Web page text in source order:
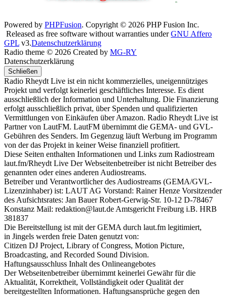
Powered by PHPFusion. Copyright © 2026 PHP Fusion Inc.
Released as free software without warranties underGNU Affero
GPL v3.Datenschutzerklärung
Radio theme © 2026 Created by MG-RY
Datenschutzerklärung
Schließen
Radio Rheydt Live ist ein nicht kommerzielles, uneigennütziges
Projekt und verfolgt keinerlei geschäftliches Interesse. Es dient
ausschließlich der Information und Unterhaltung. Die Finanzierung
erfolgt ausschließlich privat, über Spenden und qualifizierten
Vermittlungen von Einkäufen über Amazon. Radio Rheydt Live ist
Partner von LautFM. LautFM übernimmt die GEMA- und GVL-
Gebühren des Senders. Im Gegenzug läuft Werbung im Programm
von der das Projekt in keiner Weise finanziell profitiert.
Diese Seiten enthalten Informationen und Links zum Radiostream
laut.fm/Rheydt Live Der Webseitenbetreiber ist nicht Betreiber des
genannten oder eines anderen Audiostreams.
Betreiber und Verantwortlicher des Audiostreams (GEMA/GVL-
Lizenzinhaber) ist: LAUT AG Vorstand: Rainer Henze Vorsitzender
des Aufsichtsrates: Jan Bauer Robert-Gerwig-Str. 10-12 D-78467
Konstanz Mail: redaktion@laut.de Amtsgericht Freiburg i.B. HRB
381837
Die Bereitstellung ist mit der GEMA durch laut.fm legitimiert,
in Jingels werden freie Daten genutzt von:
Citizen DJ Project, Library of Congress, Motion Picture,
Broadcasting, and Recorded Sound Division.
Haftungsausschluss Inhalt des Onlineangebotes
Der Webseitenbetreiber übernimmt keinerlei Gewähr für die
Aktualität, Korrektheit, Vollständigkeit oder Qualität der
bereitgestellten Informationen. Haftungsansprüche gegen den